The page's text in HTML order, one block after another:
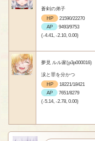
蒼剣の弟子
HP
21590/22270
AP
9493/9753
(-4.41, -2.10, 0.00)
夢見 ルル家(p3p000016)
涙と罪を分かつ
HP
18221/18421
AP
7651/8279
(-5.14, -2.78, 0.00)